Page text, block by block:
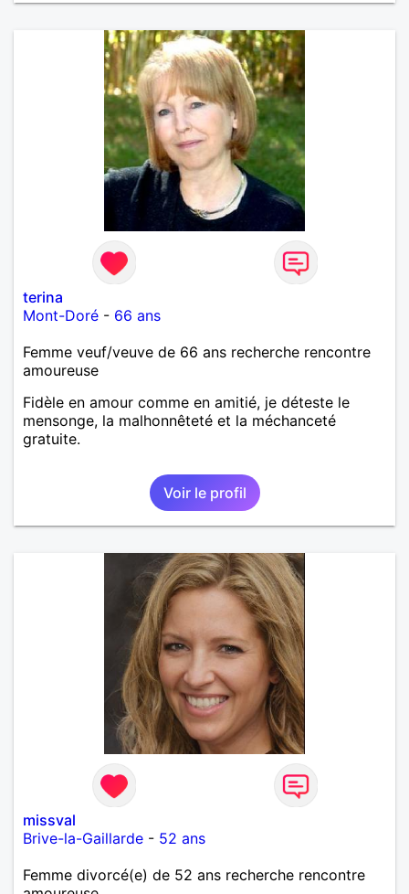
terina
Mont-Doré - 66 ans
Femme veuf/veuve de 66 ans recherche rencontre
amoureuse
Fidèle en amour comme en amitié, je déteste le
mensonge, la malhonnêteté et la méchanceté
gratuite.
Voir le profil
missval
Brive-la-Gaillarde - 52 ans
Femme divorcé(e) de 52 ans recherche rencontre